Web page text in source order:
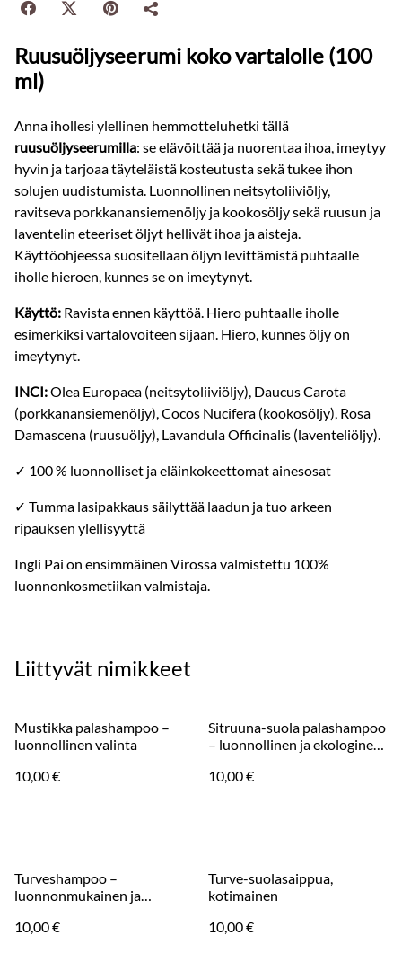
Ruusuöljyseerumi kokovartalolle (100
ml)
Anna ihollesi ylellinen hemmotteluhetki tällä
ruusuöljyseerumilla: se elävöittää ja nuorentaa ihoa, imeytyy
hyvin ja tarjoaa täyteläistä kosteutusta sekä tukee ihon
solujen uudistumista. Luonnollinen neitsytoliiviöljy,
ravitseva porkkanansiemenöljy ja kookosöljy sekä ruusun ja
laventelin eteeriset öljyt hellivät ihoa ja aisteja.
Käyttöohjeessa suositellaan öljyn levittämistä puhtaalle
iholle hieroen, kunnes se on imeytynyt.
Käyttö: Ravista ennen käyttöä. Hiero puhtaalle iholle
esimerkiksi vartalovoiteen sijaan. Hiero, kunnes öljy on
imeytynyt.
INCI:Olea Europaea (neitsytoliiviöljy), Daucus Carota
(porkkanansiemenöljy), Cocos Nucifera (kookosöljy), Rosa
Damascena (ruusuöljy), Lavandula Officinalis (laventeliöljy).
✓ 100 % luonnolliset ja eläinkokeettomat ainesosat
✓ Tumma lasipakkaus säilyttää laadun ja tuo arkeen
ripauksen ylellisyyttä
Ingli Pai on ensimmäinen Virossa valmistettu 100%
luonnonkosmetiikan valmistaja.
Liittyvät nimikkeet
Mustikka palashampoo –
luonnollinen valinta
10,00 €
Sitruuna-suola palashampoo
– luonnollinen ja ekologinen
10,00 €
Turveshampoo –
luonnonmukainen ja
10,00 €
Turve-suolasaippua,
kotimainen
10,00 €